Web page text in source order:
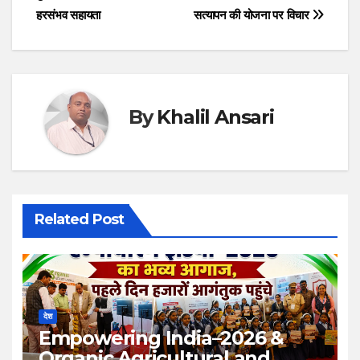
navigation सत्यापन की योजना पर विचार
हरसंभव सहायता
ByKhalil Ansari
Related Post
देश
Empowering India–2026 &